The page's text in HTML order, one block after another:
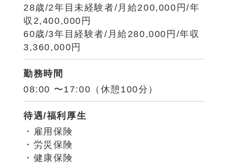
28歳/2年目未経験者/月給200,000円/年
収2,400,000円
60歳/3年目経験者/月給280,000円/年収
3,360,000円
勤務時間
08:00 〜17:00（休憩100分）
待遇/福利厚生
・雇用保険
・労災保険
・健康保険